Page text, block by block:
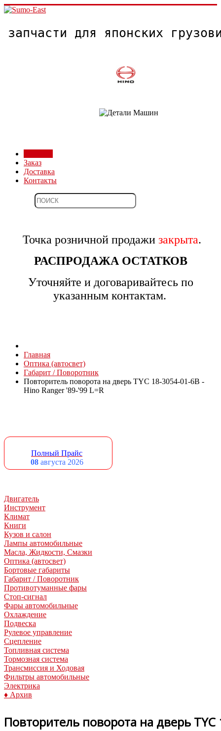
запчасти для японских
Заказ
Доставка
Контакты
Точка розничной продажи закрыта.
РАСПРОДАЖА ОСТАТКОВ
Уточняйте и договаривайтесь по
указанным контактам.
Главная
Оптика (автосвет)
Габарит / Поворотник
Повторитель поворота на дверь TYC 18-3054-01-6B -
Hino Ranger '89-'99 L=R
Полный Прайс
08августа 2026
Двигатель
Инструмент
Климат
Книги
Кузов и салон
Лампы автомобильные
Масла, Жидкости, Смазки
Оптика (автосвет)
Бортовые габариты
Габарит / Поворотник
Противотуманные фары
Стоп-сигнал
Фары автомобильные
Охлаждение
Подвеска
Рулевое управление
Сцепление
Топливная система
Тормозная система
Трансмиссия и Ходовая
Фильтры автомобильные
Электрика
♦ Архив
Повторитель поворота на дверь